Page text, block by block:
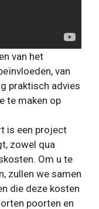
is een project
zowel qua
Om u te
zullen we samen
die deze kosten
poorten en